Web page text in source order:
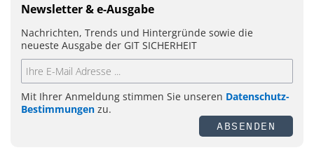
Newsletter & e-Ausgabe
Nachrichten, Trends und Hintergründe sowie die
neueste Ausgabe der GIT SICHERHEIT
Mit Ihrer Anmeldung stimmen Sie unseren Datenschutz-
Bestimmungen zu.
ABSENDEN